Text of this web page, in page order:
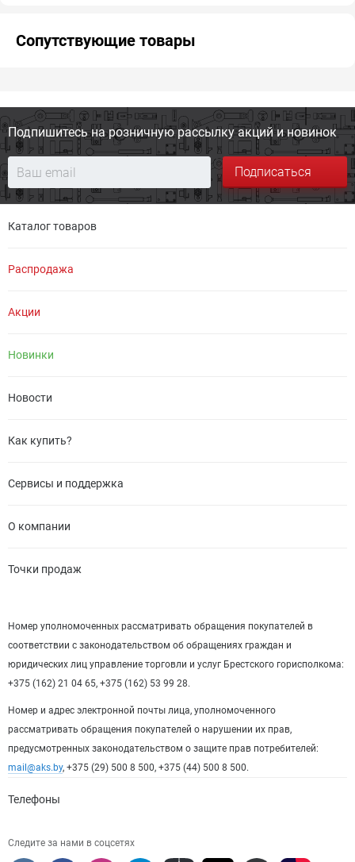
Сопутствующие товары
Подпишитесь на розничную рассылку акций и новинок
Подписаться
Каталог товаров
Распродажа
Акции
Новинки
Новости
Как купить?
Сервисы и поддержка
О компании
Точки продаж
Номер уполномоченных рассматривать обращения покупателей в
соответствии с законодательством об обращениях граждан и
юридических лиц управление торговли и услуг Брестского горисполкома:
+375 (162) 21 04 65, +375 (162) 53 99 28.
Номер и адрес электронной почты лица, уполномоченного
рассматривать обращения покупателей о нарушении их прав,
предусмотренных законодательством о защите прав потребителей:
mail@aks.by, +375 (29) 500 8 500, +375 (44) 500 8 500.
Телефоны
Следите за нами в соцсетях